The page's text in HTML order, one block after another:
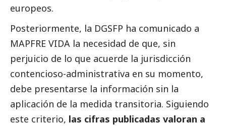
europeos.
Posteriormente, la DGSFP ha comunicado a
MAPFRE VIDA la necesidad de que, sin
perjuicio de lo que acuerde la jurisdicción
contencioso-administrativa en su momento,
debe presentarse la información sin la
aplicación de la medida transitoria. Siguiendo
este criterio, las cifras publicadas valoran a